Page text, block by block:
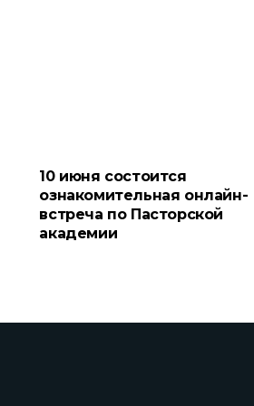
10 июня состоится
ознакомительная онлайн-
встреча по Пасторской
академии